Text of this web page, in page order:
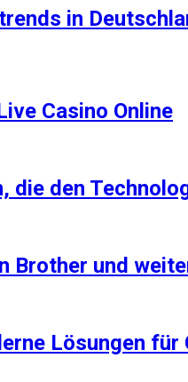
in
Casino Online
die den
Brother und
Lösungen für